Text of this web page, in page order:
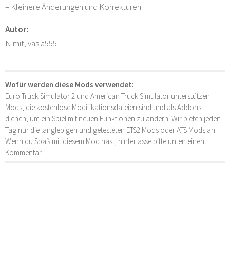
– Kleinere Änderungen und Korrekturen
Autor:
Nimit, vasja555
Wofür werden diese Mods verwendet:
Euro Truck Simulator 2 und American Truck Simulator unterstützen
Mods, die kostenlose Modifikationsdateien sind und als Addons
dienen, um ein Spiel mit neuen Funktionen zu ändern. Wir bieten jeden
Tag nur die langlebigen und getesteten ETS2 Mods oder ATS Mods an.
Wenn du Spaß mit diesem Mod hast, hinterlasse bitte unten einen
Kommentar.